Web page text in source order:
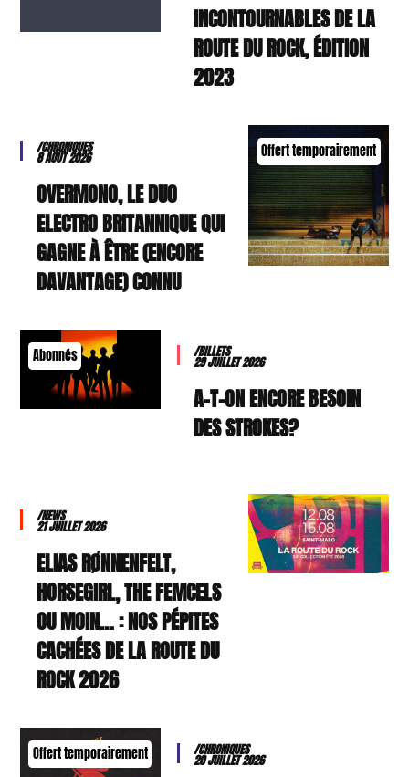
INCONTOURNABLES DE LA
ROUTE DU ROCK, ÉDITION
2023
Offert temporairement
/CHRONIQUES
8 AOÛT 2026
OVERMONO, LE DUO
ELECTRO BRITANNIQUE QUI
GAGNE À ÊTRE (ENCORE
DAVANTAGE) CONNU
Abonnés /BILLETS
29 JUILLET 2026
A-T-ON ENCORE BESOIN
DES STROKES?
/NEWS
21 JUILLET 2026
ELIAS RØNNENFELT,
HORSEGIRL, THE FEMCELS
OU MOIN… : NOS PÉPITES
CACHÉES DE LA ROUTE DU
ROCK 2026
Offert temporairement /CHRONIQUES
20 JUILLET 2026